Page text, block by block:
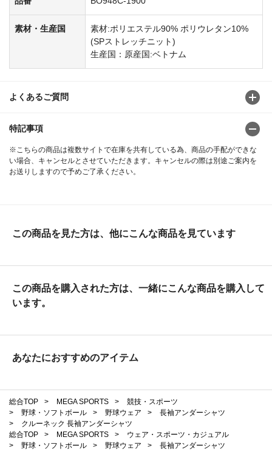
素材・生産国
素材:ポリエステル90% ポリウレタン10%
(SPストレッチニット)
生産国：原産国:ベトナム
よくあるご質問
特記事項
※こちらの商品は複数サイトで在庫を共有している為、商品の手配ができな
い場合、キャンセルとさせていただきます。キャンセルの際は別途ご案内を
お送りしますので予めご了承ください。
この商品を見た方は、他にこんな商品を見ています
この商品を購入された方は、一緒にこんな商品を購入して
います。
あなたにおすすめのアイテム
総合TOP > MEGA SPORTS >
競技・スポーツ
>
野球・ソフトボール > 野球ウェア >
長袖アンダーシャツ
>
クルーネック 長袖アンダーシャツ
総合TOP
> MEGA SPORTS >
ウェア・スポーツ・カジュアル
>
野球・ソフトボール > 野球ウェア >
長袖アンダーシャツ